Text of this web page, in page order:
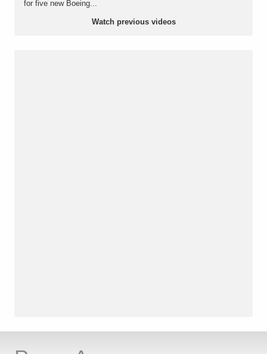
for five new Boeing...
Watch previous videos